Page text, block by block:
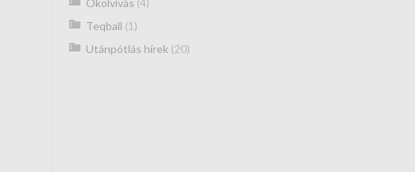
Teqball (1)
Utánpótlás hírek (20)